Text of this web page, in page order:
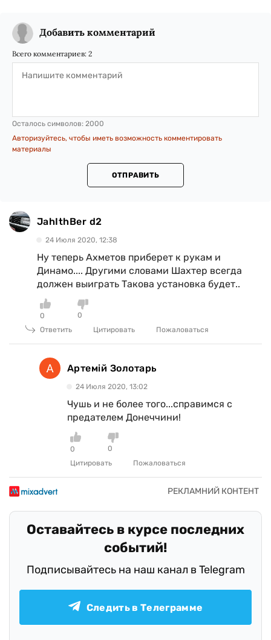
Добавить комментарий
Всего комментариев: 2
Осталось символов: 2000
Авторизуйтесь, чтобы иметь возможность комментировать
материалы
ОТПРАВИТЬ
JahIthBer d2
24 Июля 2020, 12:38
Ну теперь Ахметов приберет к рукам и
Динамо.... Другими словами Шахтер всегда
должен выиграть Такова установка будет..
0
0
Ответить
Цитировать Пожаловаться
Артемій Золотарь
24 Июля 2020, 13:02
Чушь и не более того...справимся с
предателем Донеччини!
0
0
Цитировать
Пожаловаться
Оставайтесь в курсе последних
событий!
Подписывайтесь на наш канал в Telegram
Следить в Телеграмме